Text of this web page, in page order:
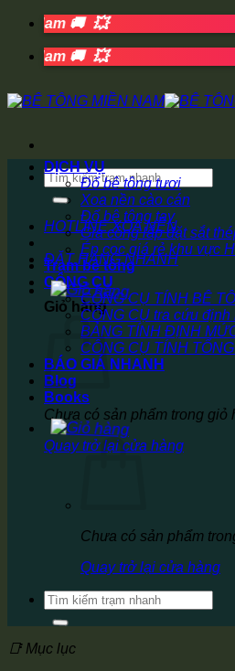
🚚 💥
🚚 💥
Tìm
kiếm:
HOTLINE XOA NỀN
ĐẶT HÀNG NHANH
Giỏ hàng
Chưa có sản phẩm trong giỏ
Quay trở lại cửa hàng
DỊCH VỤ
Đổ bê tông tươi
Xoa nền cào cán
Đổ bê tông tay
Gia công lắp đặt sắt
Ép cọc giá rẻ khu vực
Trạm bê tông
CÔNG CỤ
CÔNG CỤ TÍNH BÊ
CÔNG CỤ tra cứu
BẢNG TÍNH ĐỊNH
CÔNG CỤ TÍNH
BÁO GIÁ NHANH
Blog
Books
Chưa có sản phẩm
Quay trở lại cửa hàng
Tìm
kiếm:
📑 Mục lục